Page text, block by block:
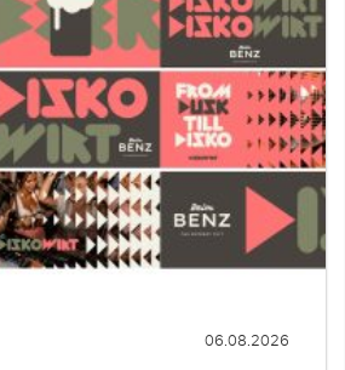
06.08.2026